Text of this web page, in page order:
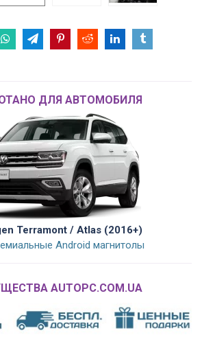
ДЛЯ АВТОМОБИЛЯ
Terramont / Atlas (2016+)
Android магнитолы
AUTOPC.COM.UA